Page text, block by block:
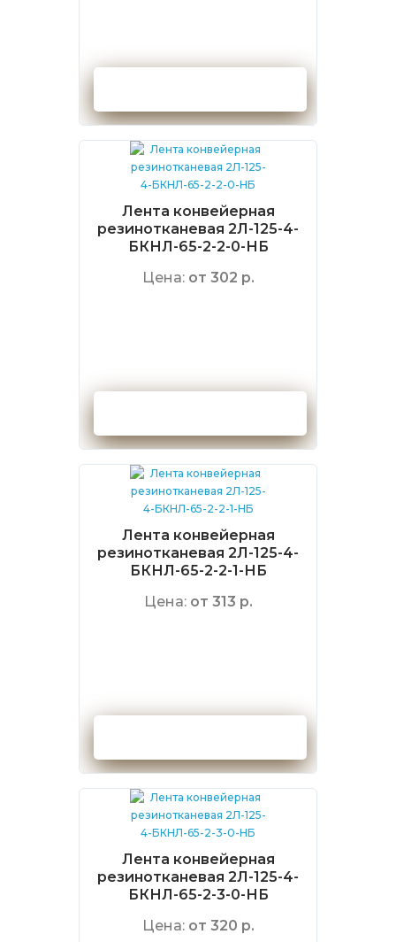
Лента конвейерная
резинотканевая 2Л-125-4-
БКНЛ-65-2-2-0-НБ
Цена: от 302 р.
Лента конвейерная
резинотканевая 2Л-125-4-
БКНЛ-65-2-2-1-НБ
Цена: от 313 р.
Лента конвейерная
резинотканевая 2Л-125-4-
БКНЛ-65-2-3-0-НБ
Цена: от 320 р.